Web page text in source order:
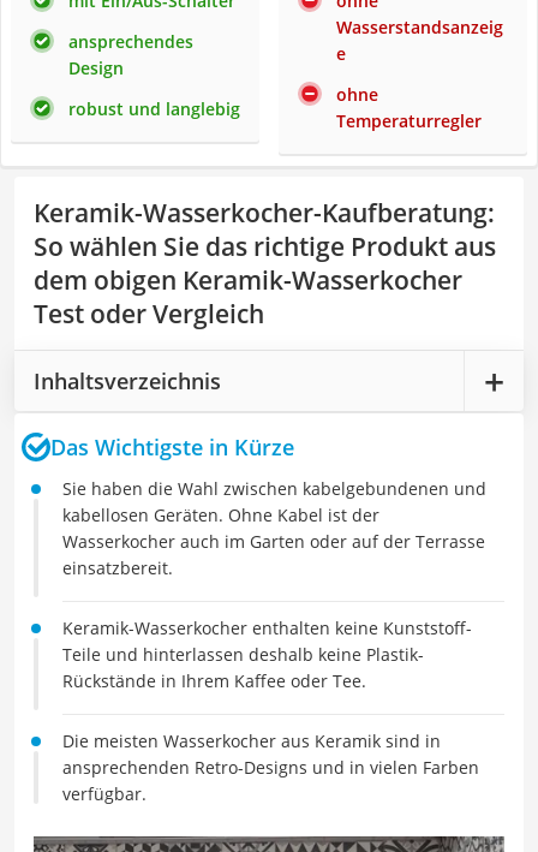
ansprechendes
Design
robust und langlebig
Wasserstandsanzeig
e
ohne
Temperaturregler
Keramik-Wasserkocher-Kaufberatung:
So wählen Sie das richtige Produkt aus
dem obigen Keramik-Wasserkocher
Test oder Vergleich
Inhaltsverzeichnis
Das Wichtigste in Kürze
Sie haben die Wahl zwischen kabelgebundenen und
kabellosen Geräten. Ohne Kabel ist der
Wasserkocher auch im Garten oder auf der Terrasse
einsatzbereit.
Keramik-Wasserkocher enthalten keine Kunststoff-
Teile und hinterlassen deshalb keine Plastik-
Rückstände in Ihrem Kaffee oder Tee.
Die meisten Wasserkocher aus Keramik sind in
ansprechenden Retro-Designs und in vielen Farben
verfügbar.